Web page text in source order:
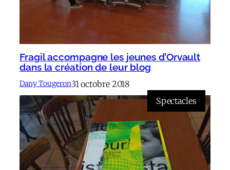
Fragil accompagne les jeunes d’Orvault
dans la création de leur blog
Dany Tougeron31 octobre 2018
Spectacles